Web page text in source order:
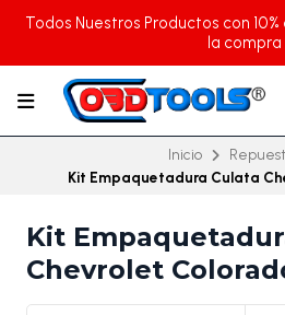
Todos Nuestros Productos con
la compra
Inicio
Kit Empaquetadura Culata
Kit
Chevrolet